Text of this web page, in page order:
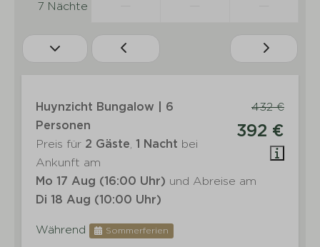
7 Nächte
432 €
392 €
Huynzicht Bungalow | 6
Personen
Preis für 2 Gäste, 1 Nacht bei
Ankunft am
Mo 17 Aug (16:00 Uhr) und Abreise am
Di 18 Aug (10:00 Uhr)
Während Sommerferien